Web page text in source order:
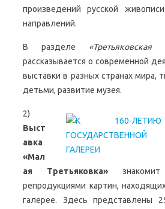
произведений русской
направлений.
В разделе
рассказывается о современной
выставки в разных странах мира,
детьми, развитие музея.
2)
Выст
авка
«Мал
ая Третьяковка»
репродукциями картин,
галерее. Здесь представлены